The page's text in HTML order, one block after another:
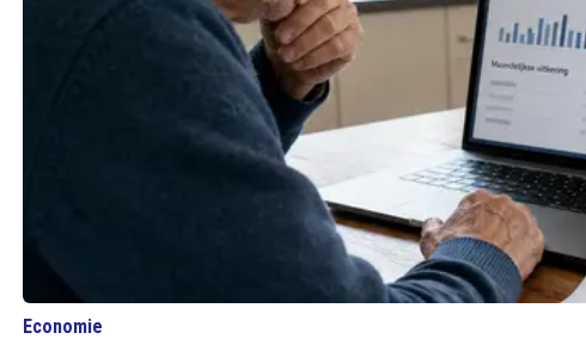
Economie